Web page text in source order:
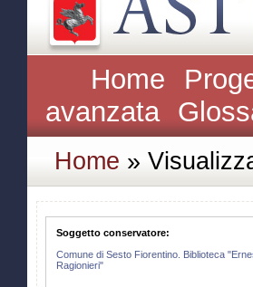
Home
avanzata
Home »
Soggetto conservatore:
Comune di Sesto Fiorentino. Biblioteca
Ragionieri"